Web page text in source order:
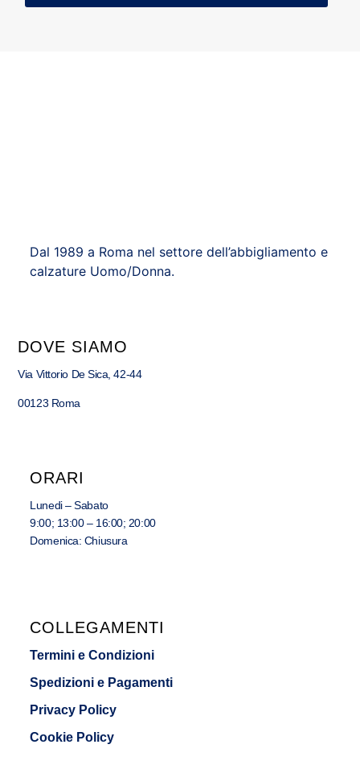
Dal 1989 a Roma nel settore dell’abbigliamento e
calzature Uomo/Donna.
DOVE SIAMO
Via Vittorio De Sica, 42-44
00123 Roma
ORARI
Lunedi – Sabato
9:00; 13:00 – 16:00; 20:00
Domenica: Chiusura
COLLEGAMENTI
Termini e Condizioni
Spedizioni e Pagamenti
Privacy Policy
Cookie Policy